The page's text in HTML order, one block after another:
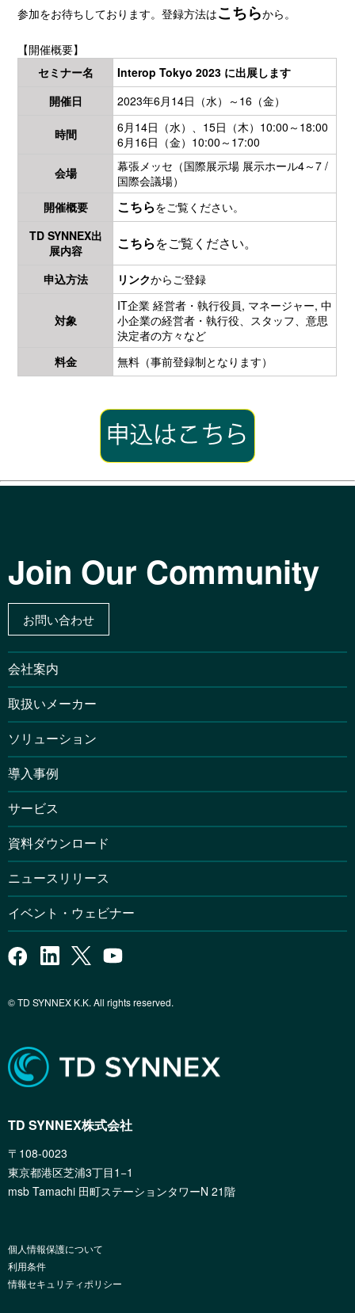
参加をお待ちしております。登録方法はこちらから。
【開催概要】
セミナー名
Interop Tokyo 2023 に出展します
開催日
2023年6月14日（水）～16（金）
時間
6月14日（水）、15日（木）10:00～18:00
6月16日（金）10:00～17:00
会場
幕張メッセ（国際展示場 展示ホール4～7 /
国際会議場）
開催概要
こちらをご覧ください。
TD SYNNEX出
展内容
こちらをご覧ください。
申込方法 リンクからご登録
対象
IT企業 経営者・執行役員, マネージャー, 中
小企業の経営者・執行役、スタッフ、意思
決定者の方々など
料金
無料（事前登録制となります）
Join Our Community
お問い合わせ
会社案内
取扱いメーカー
ソリューション
導入事例
サービス
資料ダウンロード
ニュースリリース
イベント・ウェビナー
© TD SYNNEX K.K. All rights reserved.
TD SYNNEX株式会社
〒108-0023
東京都港区芝浦3丁目1−1
msb Tamachi 田町ステーションタワーN 21階
個人情報保護について
利用条件
情報セキュリティポリシー